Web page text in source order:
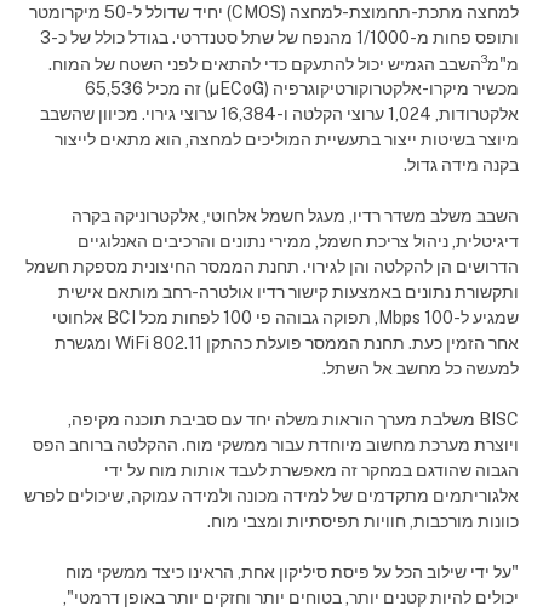
למחצה מתכת-תחמוצת-למחצה (CMOS) יחיד שדולל ל-50 מיקרומטר
ותופס פחות מ-1/1000 מהנפח של שתל סטנדרטי. בגודל כולל של כ-3
מ"מ3השבב הגמיש יכול להתעקם כדי להתאים לפני השטח של המוח.
מכשיר מיקרו-אלקטרוקורטיקוגרפיה (µECoG) זה מכיל 65,536
אלקטרודות, 1,024 ערוצי הקלטה ו-16,384 ערוצי גירוי. מכיוון שהשבב
מיוצר בשיטות ייצור בתעשיית המוליכים למחצה, הוא מתאים לייצור
בקנה מידה גדול.
השבב משלב משדר רדיו, מעגל חשמל אלחוטי, אלקטרוניקה בקרה
דיגיטלית, ניהול צריכת חשמל, ממירי נתונים והרכיבים האנלוגיים
הדרושים הן להקלטה והן לגירוי. תחנת הממסר החיצונית מספקת חשמל
ותקשורת נתונים באמצעות קישור רדיו אולטרה-רחב מותאם אישית
שמגיע ל-100 Mbps, תפוקה גבוהה פי 100 לפחות מכל BCI אלחוטי
אחר הזמין כעת. תחנת הממסר פועלת כהתקן 802.11 WiFi ומגשרת
למעשה כל מחשב אל השתל.
BISC משלבת מערך הוראות משלה יחד עם סביבת תוכנה מקיפה,
ויוצרת מערכת מחשוב מיוחדת עבור ממשקי מוח. ההקלטה ברוחב הפס
הגבוה שהודגם במחקר זה מאפשרת לעבד אותות מוח על ידי
אלגוריתמים מתקדמים של למידה מכונה ולמידה עמוקה, שיכולים לפרש
כוונות מורכבות, חוויות תפיסתיות ומצבי מוח.
"על ידי שילוב הכל על פיסת סיליקון אחת, הראינו כיצד ממשקי מוח
יכולים להיות קטנים יותר, בטוחים יותר וחזקים יותר באופן דרמטי",